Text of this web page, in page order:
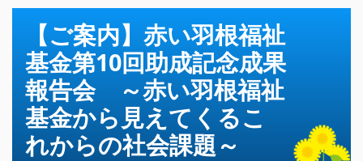
【ご案内】赤い羽根福祉
基金第10回助成記念成果
報告会 ～赤い羽根福祉
基金から見えてくるこ
れからの社会課題～